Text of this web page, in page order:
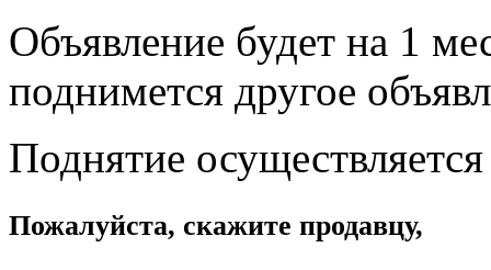
Объявление будет на 1
поднимется другое
Поднятие
Пожалуйста, скажите продавцу,